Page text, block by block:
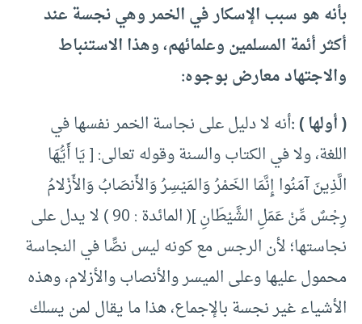
بأنه هو سبب الإسكار في الخمر وهي نجسة عند
أكثر أئمة المسلمين وعلمائهم، وهذا الاستنباط
والاجتهاد معارض بوجوه:
( أولها ) :أنه لا دليل على نجاسة الخمر نفسها في
اللغة، ولا في الكتاب والسنة وقوله تعالى: [ يَا أَيُّهَا
الَّذِينَ آمَنُوا إِنَّمَا الخَمْرُ وَالمَيْسِرُ وَالأَنصَابُ وَالأَزْلامُ
رِجْسٌ مِّنْ عَمَلِ الشَّيْطَانِ ]( المائدة : 90 ) لا يدل على
نجاستها؛ لأن الرجس مع كونه ليس نصًّا في النجاسة
محمول عليها وعلى الميسر والأنصاب والأزلام، وهذه
الأشياء غير نجسة بالإجماع، هذا ما يقال لمن يسلك